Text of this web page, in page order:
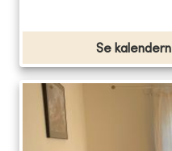
Se